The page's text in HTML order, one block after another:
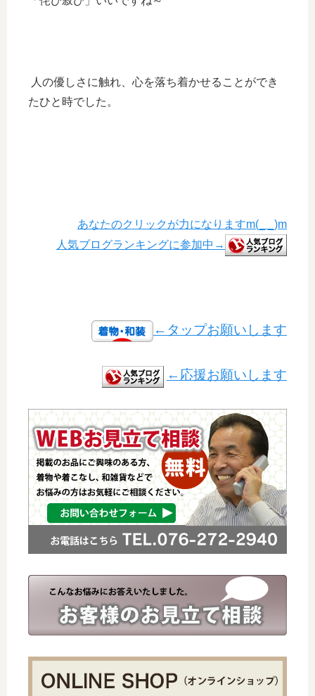
人の優しさに触れ、心を落ち着かせることができ
たひと時でした。
あなたのクリックが力になりますm(_ _)m
人気ブログランキングに参加中→
←タップお願いします
←応援お願いします